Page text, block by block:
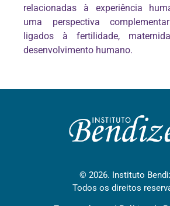
relacionadas à experiência
uma perspectiva
ligados à fertilidade,
desenvolvimento humano.
© 2026. Instituto
Todos os direitos